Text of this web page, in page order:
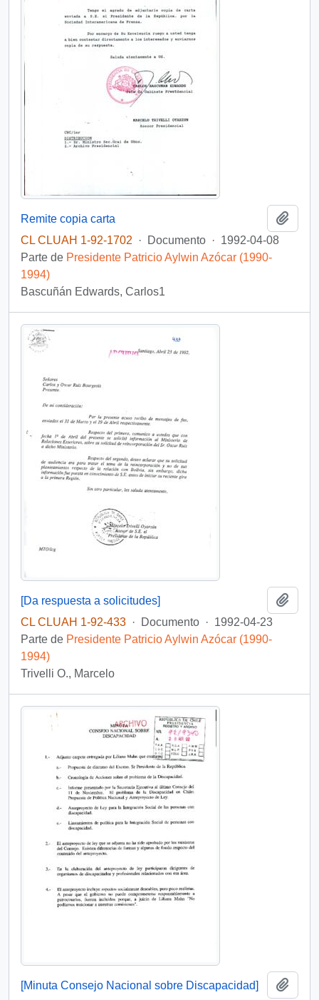
Remite copia carta
CL CLUAH 1-92-1702
· Documento · 1992-04-08
Parte de Presidente Patricio Aylwin Azócar (1990-
1994)
Bascuñán Edwards, Carlos1
[Da respuesta a solicitudes]
CL CLUAH 1-92-433 · Documento · 1992-04-23
Parte de Presidente Patricio Aylwin Azócar (1990-
1994)
Trivelli O., Marcelo
[Minuta Consejo Nacional sobre Discapacidad]